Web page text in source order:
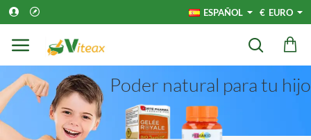
Viteax.com ESPAÑOL € EURO
Poder natural para tu hijo